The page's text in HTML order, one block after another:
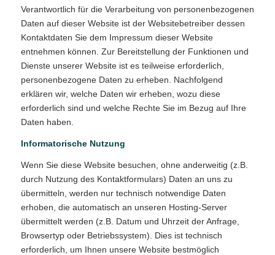
Verantwortlich für die Verarbeitung von personenbezogenen
Daten auf dieser Website ist der Websitebetreiber dessen
Kontaktdaten Sie dem Impressum dieser Website
entnehmen können. Zur Bereitstellung der Funktionen und
Dienste unserer Website ist es teilweise erforderlich,
personenbezogene Daten zu erheben. Nachfolgend
erklären wir, welche Daten wir erheben, wozu diese
erforderlich sind und welche Rechte Sie im Bezug auf Ihre
Daten haben.
Informatorische Nutzung
Wenn Sie diese Website besuchen, ohne anderweitig (z.B.
durch Nutzung des Kontaktformulars) Daten an uns zu
übermitteln, werden nur technisch notwendige Daten
erhoben, die automatisch an unseren Hosting-Server
übermittelt werden (z.B. Datum und Uhrzeit der Anfrage,
Browsertyp oder Betriebssystem). Dies ist technisch
erforderlich, um Ihnen unsere Website bestmöglich